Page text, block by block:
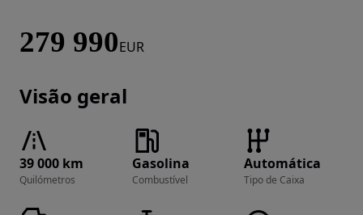
279 990EUR
Visão geral
39 000 km
Quilómetros
Gasolina
Combustível
Automática
Tipo de Caixa